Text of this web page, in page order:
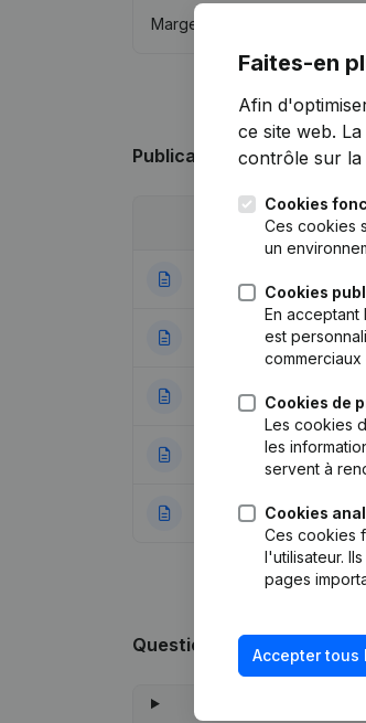
Marge brute
Publicationsde Nawid
20-06-2024
24-01-2024
30-05-2023
06-09-2022
Questions fréquemment
Faites-en
Afin
ce site web.
contrôle sur la
Cookies
Ces cookies
un
Cookies
En
est
Cookies de
Les cookies
les
servent à
Cookies
Ces cookies
l'utilisateur.
pages
Accepter tous